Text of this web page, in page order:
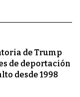
de Trump
de deportación
desde 1998